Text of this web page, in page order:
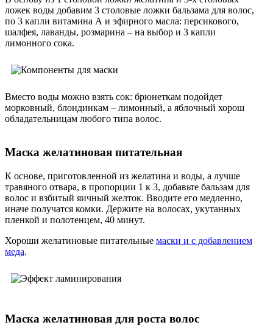
ложек воды добавим 3 столовые ложки бальзама для волос,
по 3 капли витамина А и эфирного масла: персикового,
шалфея, лаванды, розмарина – на выбор и 3 капли
лимонного сока.
Вместо воды можно взять сок: брюнеткам подойдет
морковный, блондинкам – лимонный, а яблочный хорош
обладательницам любого типа волос.
Маска желатиновая питательная
К основе, приготовленной из желатина и воды, а лучше
травяного отвара, в пропорции 1 к 3, добавьте бальзам для
волос и взбитый яичный желток. Вводите его медленно,
иначе получатся комки. Держите на волосах, укутанных
пленкой и полотенцем, 40 минут.
Хороши желатиновые питательные маски и с добавлением
меда.
Маска желатиновая для роста волос